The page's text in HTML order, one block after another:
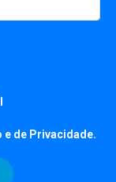
e de Privacidade.